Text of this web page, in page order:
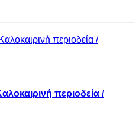
περιοδεία /